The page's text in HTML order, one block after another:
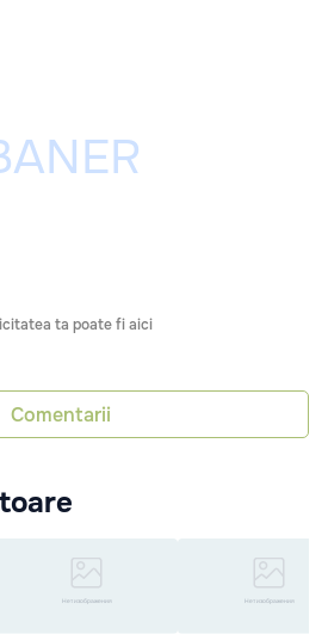
ta poate fi aici
Comentarii